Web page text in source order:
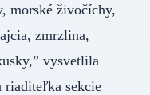
morské živočíchy,
zmrzlina,
vysvetlila
riaditeľka sekcie